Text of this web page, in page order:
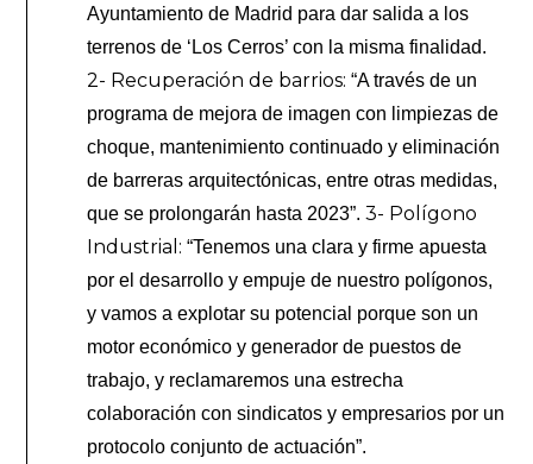
Ayuntamiento de Madrid para dar salida a los
terrenos de ‘Los Cerros’ con la misma finalidad.
2- Recuperación de barrios: “A través de un
programa de mejora de imagen con limpiezas de
choque, mantenimiento continuado y eliminación
de barreras arquitectónicas, entre otras medidas,
que se prolongarán hasta 2023”.3- Polígono
Industrial: “Tenemos una clara y firme apuesta
por el desarrollo y empuje de nuestro polígonos,
y vamos a explotar su potencial porque son un
motor económico y generador de puestos de
trabajo, y reclamaremos una estrecha
colaboración con sindicatos y empresarios por un
protocolo conjunto de actuación”.